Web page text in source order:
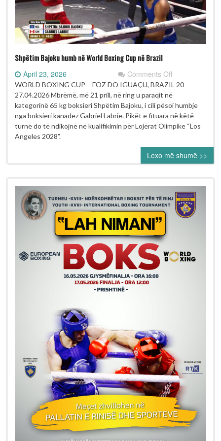
Shpëtim Bajoku humb në World Boxing Cup në Brazil
April 23, 2026 Comments Offon
Shpëtim
Bajoku
humb
në
World
Cup
në
Brazil
WORLD BOXING CUP – FOZ DO IGUAÇU, BRAZIL 20–
27.04.2026 Mbrëmë, më 21 prill, në ring u paraqit në
kategorinë 65 kg boksieri Shpëtim Bajoku, i cili pësoi humbje
nga boksieri kanadez Gabriel Labrie. Pikët e fituara në këtë
turne do të ndikojnë në kualifikimin për Lojërat Olimpike “Los
Angeles 2028”.
Lexo më shumë >>